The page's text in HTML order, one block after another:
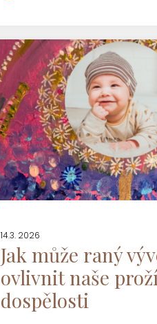
14.3. 2026
Jak může raný
ovlivnit naše
dospělosti